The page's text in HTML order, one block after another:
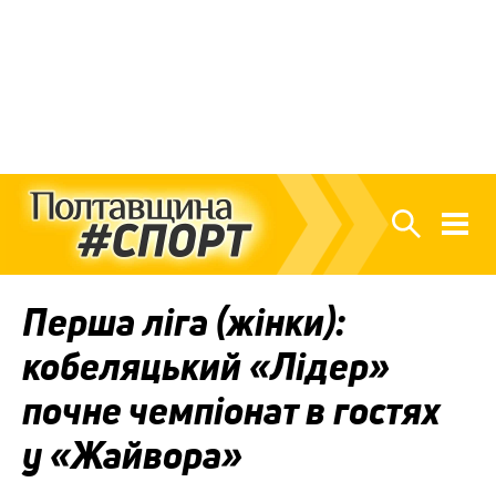
Перша ліга (жінки):
кобеляцький «Лідер»
почне чемпіонат в гостях
у «Жайвора»